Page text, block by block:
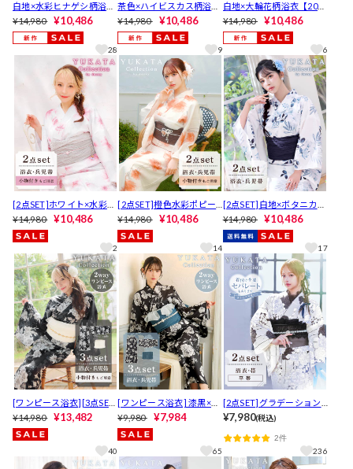
白地×水彩ヒナゲシ柄浴衣
【2026年新作/YUKATA by
dazzy】
¥14,980 ¥10,486
28
茶色×ハイビスカス柄浴衣
【2026年新作/YUKATA by
dazzy】
¥14,980 ¥10,486
9
白地×大輪花柄浴衣【2026
年新作/YUKATA by dazz
y】
¥14,980 ¥10,486
6
[2点SET]ホワイト×水彩ピ
ンク花柄浴衣【2026年新
作/YUKATA by dazzy】
¥14,980 ¥10,486
2
[2点SET]橙色水彩ポピー
柄浴衣【2026年新作/YUK
ATA by dazzy】
¥14,980 ¥10,486
14
[2点SET]白地×ボタニカル
柄浴衣【2026年新作/YUK
ATA by dazzy】
¥14,980 ¥10,486
17
[ワンピース浴衣][3点SE
T][2way] モノトーン大判
花柄浴衣【2026年新作/Y
UKATA by dazzy】
¥14,980 ¥13,482
40
[ワンピース浴衣] 漆黒×レ
トロ白薔薇柄[4点SET]【Y
UKATA by dazzy 2025】
¥9,980 ¥7,984
65
[2点SET]グラデーション
縦縞×薔薇柄浴衣【YUKAT
レート浴衣]
¥7,980(税込)
2件
236